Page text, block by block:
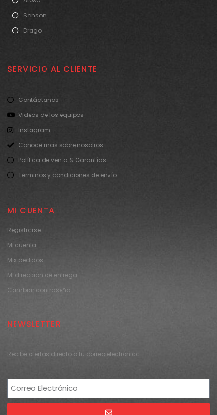
Sanson
Drago
SERVICIO AL CLIENTE
Contáctanos
Videos de los equipos
Instagram
Conoce mas sobre nosotros
Política de venta & Garantías
Términos y condiciones de envío
MI CUENTA
Registrarse
Mi cuenta
Mis pedidos
Mi dirección de entrega
Cambiar contraseña
NEWSLETTER
Recibe ofertas directo a tu correo electrónico